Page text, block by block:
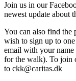
Join us in our
newest update about
You can also find the
wish to sign up to
email with your name
for the walk). To join
to ckk@caritas.dk